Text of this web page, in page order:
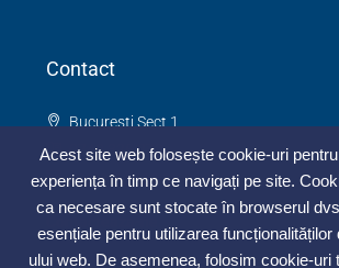
Acest site web folosește cookie-uri
experiența în timp ce navigați pe site.
ca necesare sunt stocate în browserul
esențiale pentru utilizarea funcționalităților
ului web. De asemenea, folosim cookie-uri
Contact
Bucuresti Sect 1
0748 325 273
contact@topimobiliar.ro